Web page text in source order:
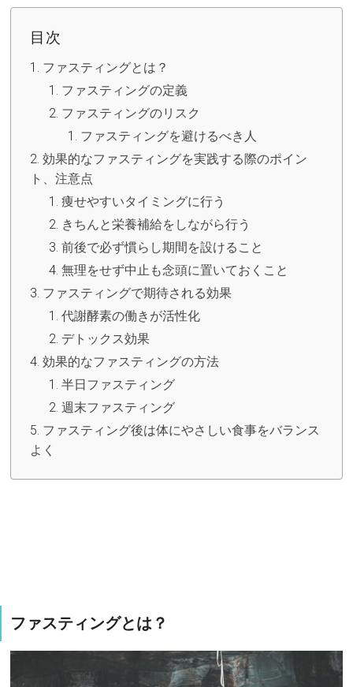
目次
ファスティングとは？
ファスティングの定義
ファスティングのリスク
ファスティングを避けるべき人
効果的なファスティングを実践する際のポイン
ト、注意点
痩せやすいタイミングに行う
きちんと栄養補給をしながら行う
前後で必ず慣らし期間を設けること
無理をせず中止も念頭に置いておくこと
ファスティングで期待される効果
代謝酵素の働きが活性化
デトックス効果
効果的なファスティングの方法
半日ファスティング
週末ファスティング
ファスティング後は体にやさしい食事をバランス
よく
ファスティングとは？